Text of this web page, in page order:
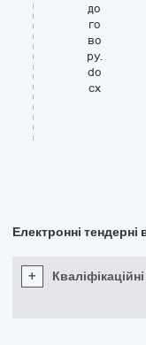
до
го
во
ру.
do
cx
Електронні тендерні
+